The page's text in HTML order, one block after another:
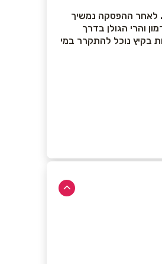
לאחר ההפסקה נמשיך
והרי הגולן בדרך
בקיץ נוכל להתקרר במי